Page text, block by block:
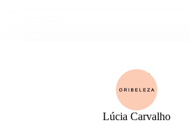
Lúcia Carvalho